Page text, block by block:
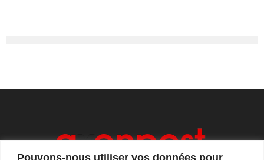
Pouvons-nous utiliser vos données pour